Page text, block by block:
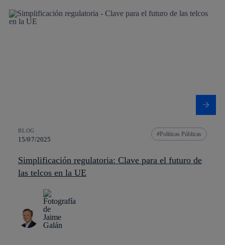
BLOG
15/07/2025
Políticas Públicas
Simplificación regulatoria: Clave para el futuro de
las telcos en la UE